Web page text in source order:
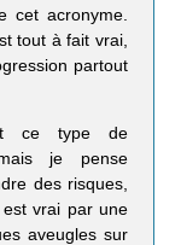
cet acronyme.
tout à fait vrai,
partout
ce type de
mais je pense
des risques,
vrai par une
aveugles sur